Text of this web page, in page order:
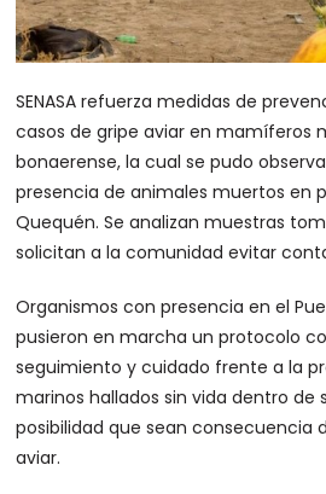
SENASA refuerza medidas de
casos de gripe aviar en mamíferos
bonaerense, la cual se pudo
presencia de animales muertos en
Quequén. Se analizan muestras
solicitan a la comunidad evitar
Organismos con presencia en el
pusieron en marcha un protocolo
seguimiento y cuidado frente a la
marinos hallados sin vida dentro de
posibilidad que sean consecuencia
aviar.